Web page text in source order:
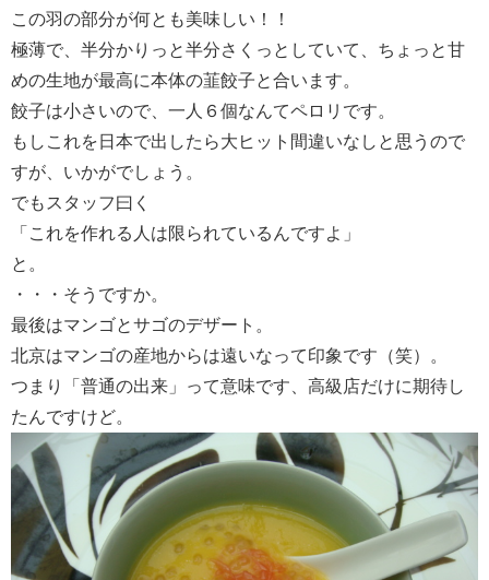
この羽の部分が何とも美味しい！！
極薄で、半分かりっと半分さくっとしていて、ちょっと甘
めの生地が最高に本体の韮餃子と合います。
餃子は小さいので、一人６個なんてペロリです。
もしこれを日本で出したら大ヒット間違いなしと思うので
すが、いかがでしょう。
でもスタッフ曰く
「これを作れる人は限られているんですよ」
と。
・・・そうですか。
最後はマンゴとサゴのデザート。
北京はマンゴの産地からは遠いなって印象です（笑）。
つまり「普通の出来」って意味です、高級店だけに期待し
たんですけど。